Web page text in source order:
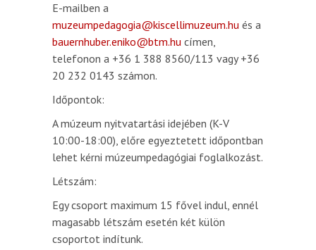
E-mailben a
muzeumpedagogia@kiscellimuzeum.hu és a
bauernhuber.eniko@btm.hu címen,
telefonon a +36 1 388 8560/113 vagy +36
20 232 0143 számon.
Időpontok:
A múzeum nyitvatartási idejében (K-V
10:00-18:00), előre egyeztetett időpontban
lehet kérni múzeumpedagógiai foglalkozást.
Létszám:
Egy csoport maximum 15 fővel indul, ennél
magasabb létszám esetén két külön
csoportot indítunk.